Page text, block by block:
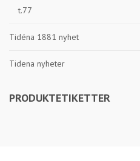
t.77
Tidéna 1881 nyhet
Tidena nyheter
PRODUKTETIKETTER